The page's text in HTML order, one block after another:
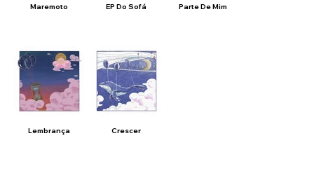
Maremoto EP Do Sofá Parte De Mim
Lembrança Crescer